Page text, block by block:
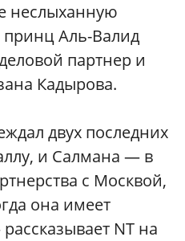
неслыханную
принц Аль-Валид
партнер и
Кадырова.
двух последних
и Салмана — в
с Москвой,
она имеет
NT на